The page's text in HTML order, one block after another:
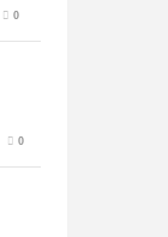
0
0